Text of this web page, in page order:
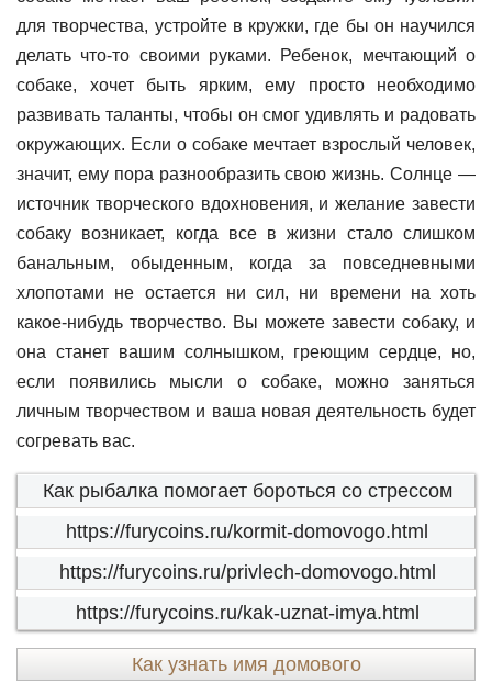
для творчества, устройте в кружки, где бы он научился
делать что-то своими руками. Ребенок, мечтающий о
собаке, хочет быть ярким, ему просто необходимо
развивать таланты, чтобы он смог удивлять и радовать
окружающих. Если о собаке мечтает взрослый человек,
значит, ему пора разнообразить свою жизнь. Солнце —
источник творческого вдохновения, и желание завести
собаку возникает, когда все в жизни стало слишком
банальным, обыденным, когда за повседневными
хлопотами не остается ни сил, ни времени на хоть
какое-нибудь творчество. Вы можете завести собаку, и
она станет вашим солнышком, греющим сердце, но,
если появились мысли о собаке, можно заняться
личным творчеством и ваша новая деятельность будет
согревать вас.
Как рыбалка помогает бороться со стрессом
https://furycoins.ru/kormit-domovogo.html
https://furycoins.ru/privlech-domovogo.html
https://furycoins.ru/kak-uznat-imya.html
Как узнать имя домового